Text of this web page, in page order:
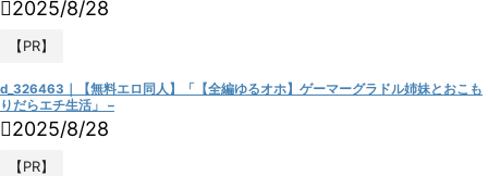
2025/8/28
【PR】
d_326463｜【無料エロ同人】「【全編ゆるオホ】ゲーマーグラドル姉妹とおこも
りだらエチ生活」 –
2025/8/28
【PR】